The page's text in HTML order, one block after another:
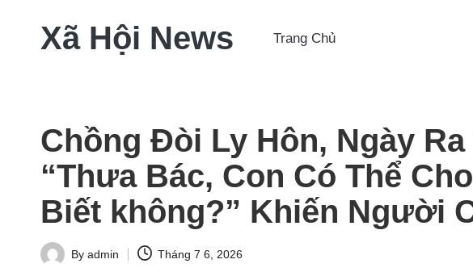
Xã Hội News Trang Chủ
Chồng Đòi Ly Hôn, Ngày Ra
“Thưa Bác, Con Có Thể
Biết không?” Khiến Người
Posted
By admin Tháng 7 6, 2026